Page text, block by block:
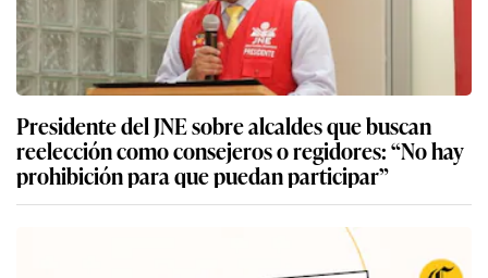
Presidente del JNE sobre alcaldes que buscan
reelección como consejeros o regidores: “No hay
prohibición para que puedan participar”